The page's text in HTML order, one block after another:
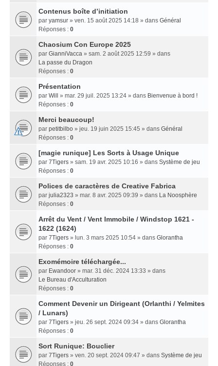
Contenus boîte d’initiation
par yamsur » ven. 15 août 2025 14:18 » dans Général
Réponses : 0
Chaosium Con Europe 2025
par GianniVacca » sam. 2 août 2025 12:59 » dans
La passe du Dragon
Réponses : 0
Présentation
par Will » mar. 29 juil. 2025 13:24 » dans Bienvenue à bord !
Réponses : 0
Merci beaucoup!
par petitbilbo » jeu. 19 juin 2025 15:45 » dans Général
Réponses : 0
[magie runique] Les Sorts à Usage Unique
par 7Tigers » sam. 19 avr. 2025 10:16 » dans Système de jeu
Réponses : 0
Polices de caractères de Creative Fabrica
par julia2323 » mar. 8 avr. 2025 09:39 » dans La Noosphère
Réponses : 0
Arrêt du Vent / Vent Immobile / Windstop 1621 -
1622 (1624)
par 7Tigers » lun. 3 mars 2025 10:54 » dans Glorantha
Réponses : 0
Exomémoire téléchargée...
par Ewandoor » mar. 31 déc. 2024 13:33 » dans
Le Bureau d'Acculturation
Réponses : 0
Comment Devenir un Dirigeant (Orlanthi / Yelmites
/ Lunars)
par 7Tigers » jeu. 26 sept. 2024 09:34 » dans Glorantha
Réponses : 0
Sort Runique: Bouclier
par 7Tigers » ven. 20 sept. 2024 09:47 » dans Système de jeu
Réponses : 0